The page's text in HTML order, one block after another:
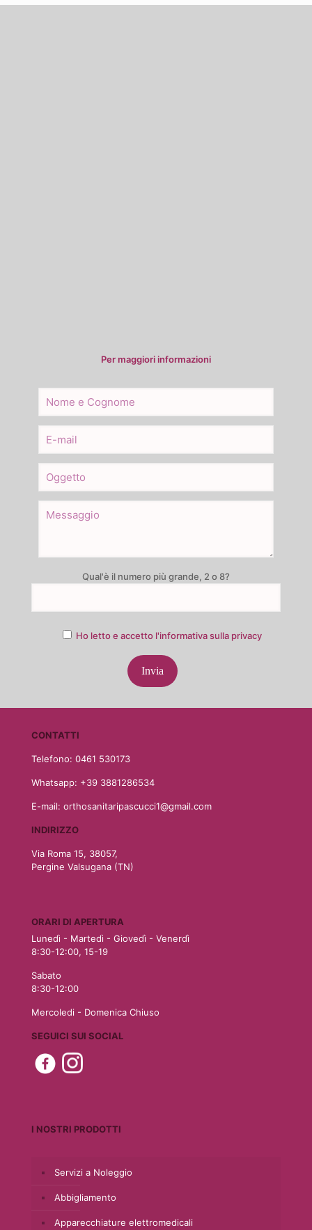
Per maggiori informazioni
Qual'è il numero più grande, 2 o 8?
Ho letto e accetto l'informativa sulla privacy
CONTATTI
Telefono: 0461 530173
Whatsapp: +39 3881286534
E-mail: orthosanitaripascucci1@gmail.com
INDIRIZZO
Via Roma 15, 38057,
Pergine Valsugana (TN)
ORARI DI APERTURA
Lunedì - Martedì - Giovedì - Venerdì
8:30-12:00, 15-19
Sabato
8:30-12:00
Mercoledi - Domenica Chiuso
SEGUICI SUI SOCIAL
I NOSTRI PRODOTTI
Servizi a Noleggio
Abbigliamento
Apparecchiature elettromedicali